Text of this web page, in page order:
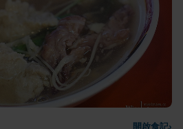
開啟食記